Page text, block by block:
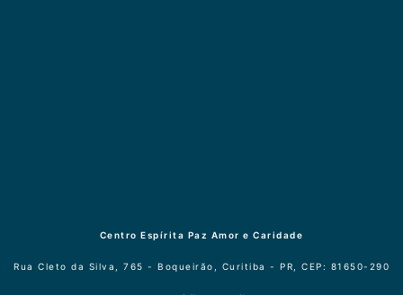
Centro Espírita Paz Amor e Caridade
Rua Cleto da Silva, 765 - Boqueirão, Curitiba - PR, CEP: 81650-290